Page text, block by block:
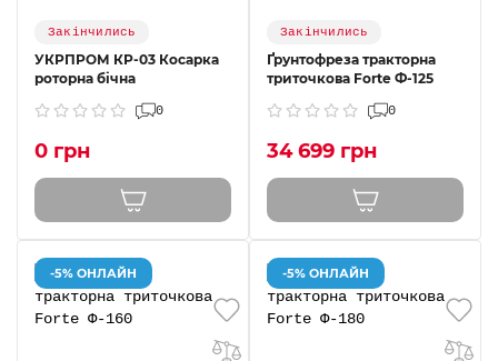
Закінчились
УКРПРОМ КР-03 Косарка
роторна бічна
0
0 грн
Закінчились
Ґрунтофреза тракторна
триточкова Forte Ф-125
0
34 699 грн
-5% ОНЛАЙН -5% ОНЛАЙН